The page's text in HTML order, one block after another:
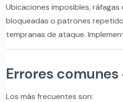
Ubicaciones imposibles,
bloqueadas o patrones
tempranas de ataque.
Errores
Los más frecuentes son: